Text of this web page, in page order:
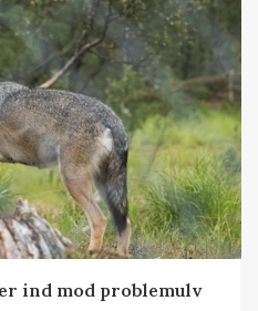
ind mod problemulv